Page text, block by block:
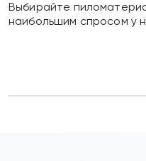
Выбирайте
наибольшим спросом у